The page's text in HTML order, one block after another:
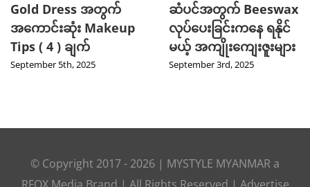
Gold Dress အတွက်
အကောင်းဆုံး Makeup
Tips ( 4 ) ချက်
September 5th, 2025
ဆံပင်အတွက် Beeswax
လုပ်ပေးခြင်းကနေ ရနိုင်
မယ့် အကျိုးကျေးဇူးများ
September 3rd, 2025
© Copyright 2017 - 2026 | MYSTYLE MYANMAR a